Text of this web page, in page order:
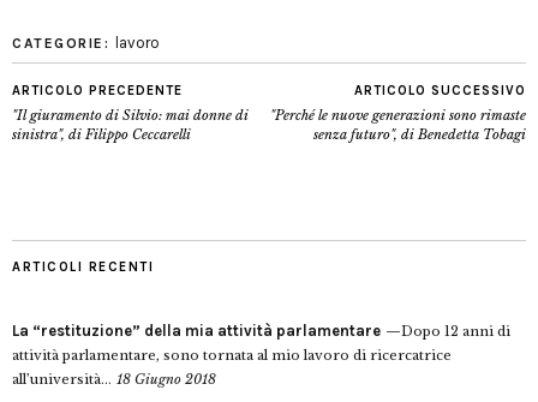
CATEGORIE: lavoro
ARTICOLO PRECEDENTE
"Il giuramento di Silvio: mai donne di
sinistra", di Filippo Ceccarelli
ARTICOLO SUCCESSIVO
"Perché le nuove generazioni sono rimaste
senza futuro", di Benedetta Tobagi
ARTICOLI RECENTI
La “restituzione” della mia attività parlamentare
Dopo 12 anni di
attività parlamentare, sono tornata al mio lavoro di ricercatrice
all’università... 18 Giugno 2018